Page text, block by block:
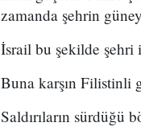
zamanda şehrin
İsrail bu şekilde şehri
Buna karşın Filistinli
Saldırıların sürdüğü